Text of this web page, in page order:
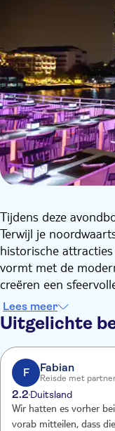
Tijdens deze
Terwijl je
historische
vormt met de
creëren een
Thais buffet.
Lees meer
Uitgelichte
F Fabian
Reisde met
2.2 Duitsland
Wir hatten es vorher
vorab mitteilen, dass